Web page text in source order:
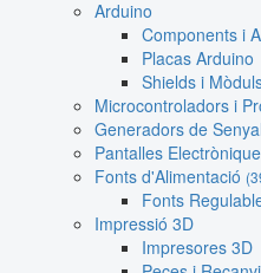
Arduino
Components i
Placas Arduino
Shields i
Microcontroladors i
Generadors de
Pantalles
Fonts d'Alimentació
Fonts
Impressió 3D
Impresores 3D